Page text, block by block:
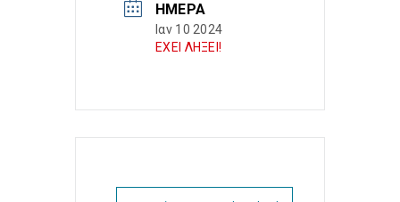
ΗΜΈΡΑ
Ιαν 10 2024
ΕΧΕΙ ΛΗΞΕΙ!